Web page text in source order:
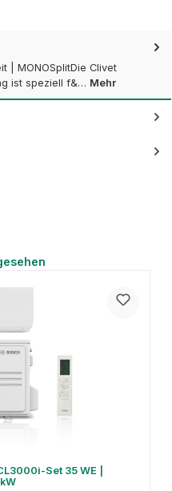
| MONOSplitDie Clivet
ist speziell f&… Mehr
Set 35 WE |